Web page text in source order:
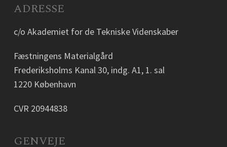
ADRESSE
c/o Akademiet for de Tekniske Videnskaber
Fæstningens Materialgård
Frederiksholms Kanal 30, indg. A1, 1. sal
1220 København
CVR 20944838
GENVEJE